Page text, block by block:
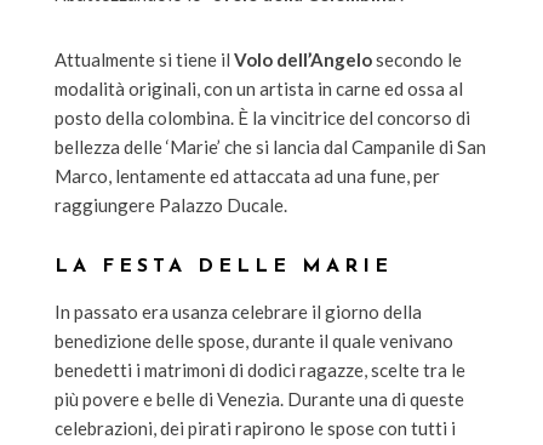
Attualmente si tiene il Volo dell’Angelosecondo le
modalità originali, con un artista in carne ed ossa al
posto della colombina. È la vincitrice del concorso di
bellezza delle ‘Marie’ che si lancia dal Campanile di San
Marco, lentamente ed attaccata ad una fune, per
raggiungere Palazzo Ducale.
LA FESTA DELLE MARIE
In passato era usanza celebrare il giorno della
benedizione delle spose, durante il quale venivano
benedetti i matrimoni di dodici ragazze, scelte tra le
più povere e belle di Venezia. Durante una di queste
celebrazioni, dei pirati rapirono le spose con tutti i